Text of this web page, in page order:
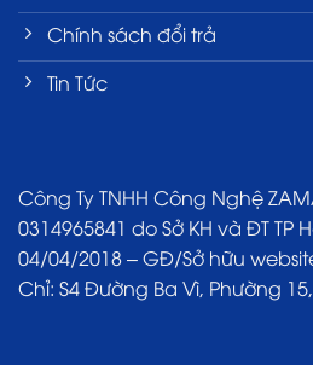
Chính sách đổi trả
Tin Tức
Công Ty TNHH Công Nghệ
0314965841 do Sở KH và ĐT
04/04/2018 – GĐ/Sở hữu
Chỉ: S4 Đường Ba Vì, Phường